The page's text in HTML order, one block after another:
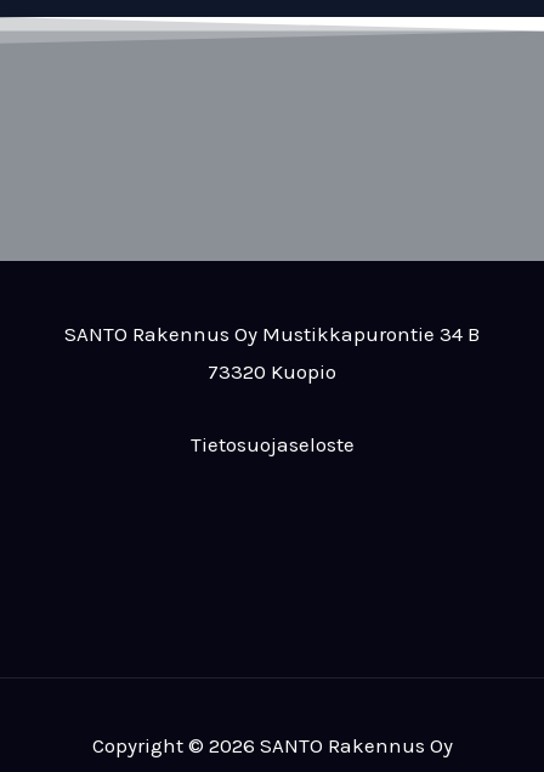
SANTO Rakennus Oy Mustikkapurontie 34 B
73320 Kuopio
Tietosuojaseloste
Copyright © 2026 SANTO Rakennus Oy